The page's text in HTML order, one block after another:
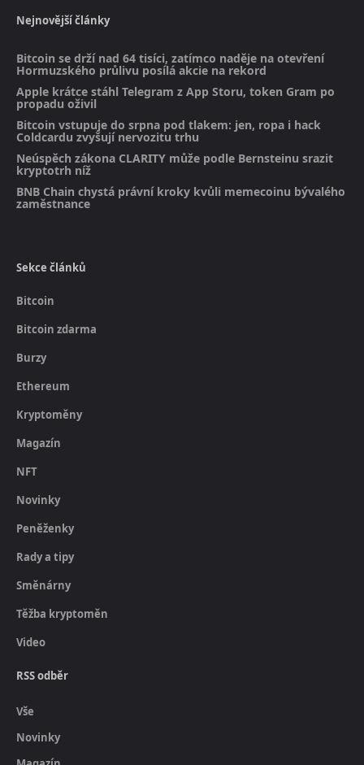
Nejnovější články
Bitcoin se drží nad 64 tisíci, zatímco naděje na otevření
Hormuzského průlivu posílá akcie na rekord
Apple krátce stáhl Telegram z App Storu, token Gram po
propadu oživil
Bitcoin vstupuje do srpna pod tlakem: jen, ropa i hack
Coldcardu zvyšují nervozitu trhu
Neúspěch zákona CLARITY může podle Bernsteinu srazit
kryptotrh níž
BNB Chain chystá právní kroky kvůli memecoinu bývalého
zaměstnance
Sekce článků
Bitcoin
Bitcoin zdarma
Burzy
Ethereum
Kryptoměny
Magazín
NFT
Novinky
Peněženky
Rady a tipy
Směnárny
Těžba kryptoměn
Video
RSS odběr
Vše
Novinky